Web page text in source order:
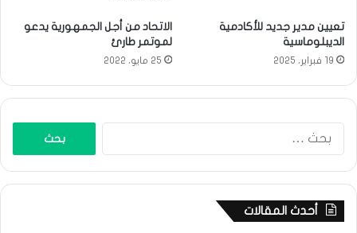
تعيين مدير جديد للأكادمية
الديبلوماسية
19 فبراير، 2025
الاتحاد من أجل الجمهورية يدعو
لموتمر طارئ
25 مايو، 2022
أحدث المقالات